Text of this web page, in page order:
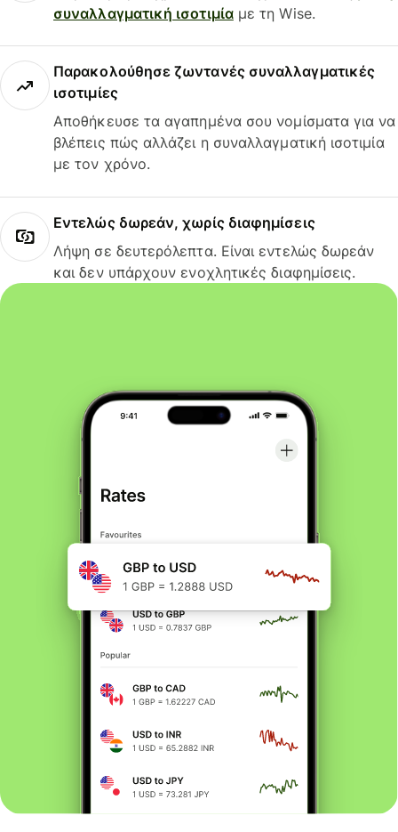
συναλλαγματική ισοτιμίαμε τη Wise.
Παρακολούθησε ζωντανές συναλλαγματικές
ισοτιμίες
Αποθήκευσε τα αγαπημένα σου νομίσματα για να
βλέπεις πώς αλλάζει η συναλλαγματική ισοτιμία
με τον χρόνο.
Εντελώς δωρεάν, χωρίς διαφημίσεις
Λήψη σε δευτερόλεπτα. Είναι εντελώς δωρεάν
και δεν υπάρχουν ενοχλητικές διαφημίσεις.